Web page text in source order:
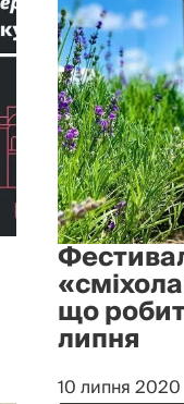
що
липня
10 липня 2020